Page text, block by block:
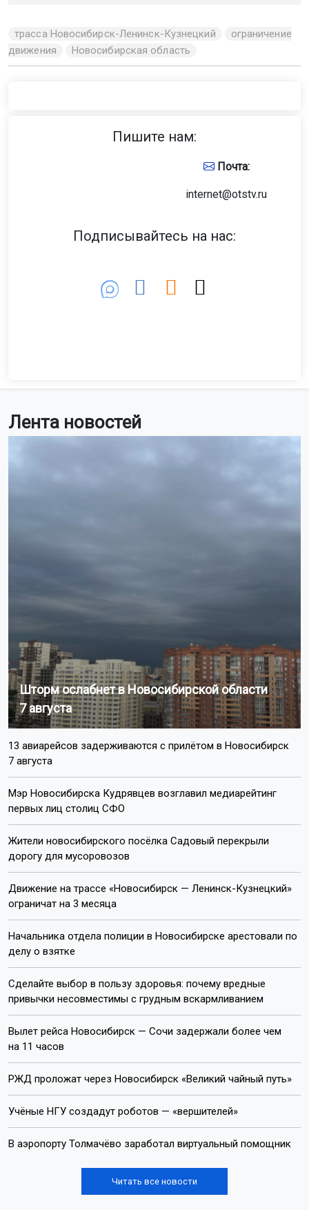
Лента новостей
Шторм ослабнет в Новосибирской области
7 августа
13 авиарейсов задерживаются с прилётом в Новосибирск
7 августа
Мэр Новосибирска Кудрявцев возглавил медиарейтинг
первых лиц столиц СФО
Жители новосибирского посёлка Садовый перекрыли
дорогу для мусоровозов
Движение на трассе «Новосибирск — Ленинск-Кузнецкий»
ограничат на 3 месяца
Начальника отдела полиции в Новосибирске арестовали по
делу о взятке
Сделайте выбор в пользу здоровья: почему вредные
привычки несовместимы с грудным вскармливанием
Вылет рейса Новосибирск — Сочи задержали более чем
на 11 часов
РЖД проложат через Новосибирск «Великий чайный путь»
Учёные НГУ создадут роботов — «вершителей»
В аэропорту Толмачёво заработал виртуальный помощник
Читать все новости
трасса Новосибирск-Ленинск-Кузнецкий
ограничение
движения
Новосибирская область
Пишите нам:
Почта:
internet@otstv.ru
Подписывайтесь на нас: